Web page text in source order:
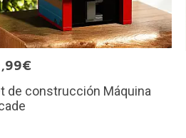
de construcción Máquina